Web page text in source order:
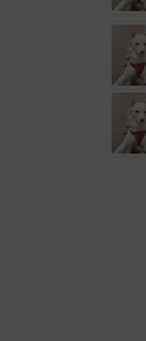
実家が
るこ
から
――声
ペッ
する
あり